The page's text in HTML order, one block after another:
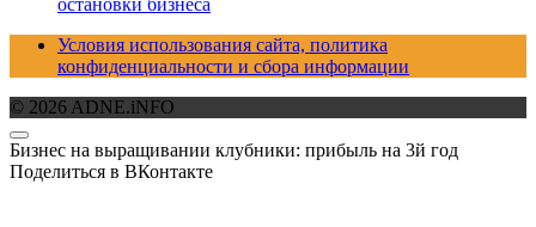
Условия использования сайта, политика
конфиденциальности и сбора информации
© 2026 ADNE.iNFO
Бизнес на выращивании клубники: прибыль на 3й год
Поделиться в ВКонтакте